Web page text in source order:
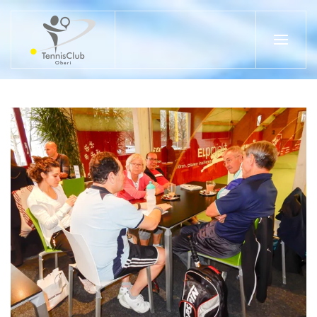
Zum Hauptinhalt springen
ZOOM